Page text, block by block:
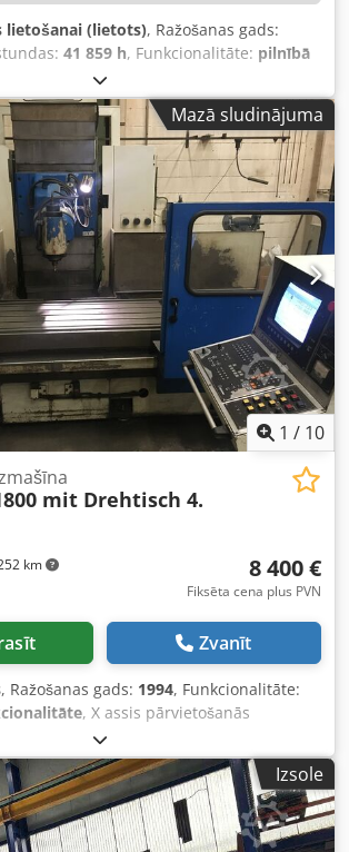
lietošanai (lietots), Ražošanas gads:
41 859 h, Funkcionalitāte: pilnībā
pārvietošanās distance:
attālums:1 500 mm, Z ass
1 500 mm, kontrolieru ražotājs:
INFORMĀCIJA X ass gājiens: 2 000
1 500 mm Z ass gājiens: 1 500 mm
Gals un rotējošais galds: 1 600 x 1 450
Vadības veids: CNC Vadība:
R Dnaepfx Apask Darbības stundas
stundas: 106 253 h Iekārtas
93 170 h Programmas darbības laiks:
Mazā sludinājuma
1 / 10
km
mit Drehtisch 4.
8 400 €
Fiksēta cena plus PVN
Zvanīt
, Ražošanas gads: 1994, Funkcionalitāte:
, X assis pārvietošanās
, Y ass pārvietošanās attālums:
attālums:900 mm, galda
, galda garums:1 800 mm, Anayak VH
ar 4. asi Vadības sistēma
415 B 4. ass kā rotējošs galds, galda
Izsole